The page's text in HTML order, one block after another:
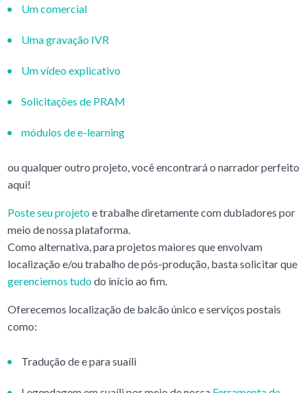
Um comercial
Uma gravação IVR
Um vídeo explicativo
Solicitações de PRAM
módulos de e-learning
ou qualquer outro projeto, você encontrará o narrador perfeito
aqui!
Poste seu projetoe trabalhe diretamente com dubladores por
meio de nossa plataforma.
Como alternativa, para projetos maiores que envolvam
localização e/ou trabalho de pós-produção, basta solicitar que
gerenciemos tudodo início ao fim.
Oferecemos localização de balcão único e serviços postais
como:
Tradução de e para suaíli